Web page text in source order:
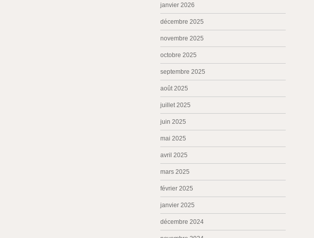
janvier 2026
décembre 2025
novembre 2025
octobre 2025
septembre 2025
août 2025
juillet 2025
juin 2025
mai 2025
avril 2025
mars 2025
février 2025
janvier 2025
décembre 2024